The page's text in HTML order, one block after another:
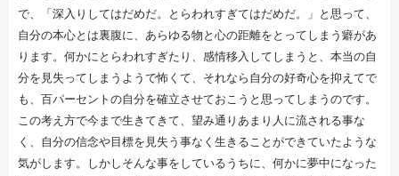
で、「深入りしてはだめだ。とらわれすぎてはだめだ。」と思って、
自分の本心とは裏腹に、あらゆる物と心の距離をとってしまう癖があ
ります。何かにとらわれすぎたり、感情移入してしまうと、本当の自
分を見失ってしまうようで怖くて、それなら自分の好奇心を抑えてで
も、百パーセントの自分を確立させておこうと思ってしまうのです。
この考え方で今まで生きてきて、望み通りあまり人に流される事な
く、自分の信念や目標を見失う事なく生きることができていたような
気がします。しかしそんな事をしているうちに、何かに夢中になった